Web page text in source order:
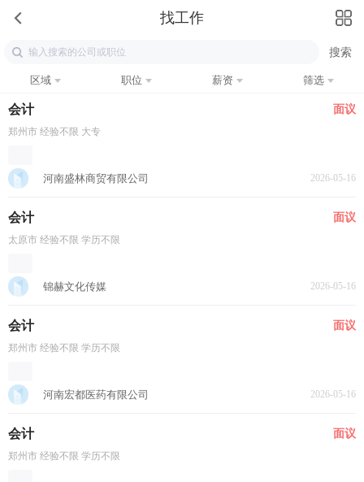
找工作
区域 职位 薪资 筛选
会计 面议
郑州市 经验不限 大专
河南盛林商贸有限公司 2026-05-16
会计 面议
太原市 经验不限 学历不限
锦赫文化传媒 2026-05-16
会计 面议
郑州市 经验不限 学历不限
河南宏都医药有限公司 2026-05-16
会计 面议
郑州市 经验不限 学历不限